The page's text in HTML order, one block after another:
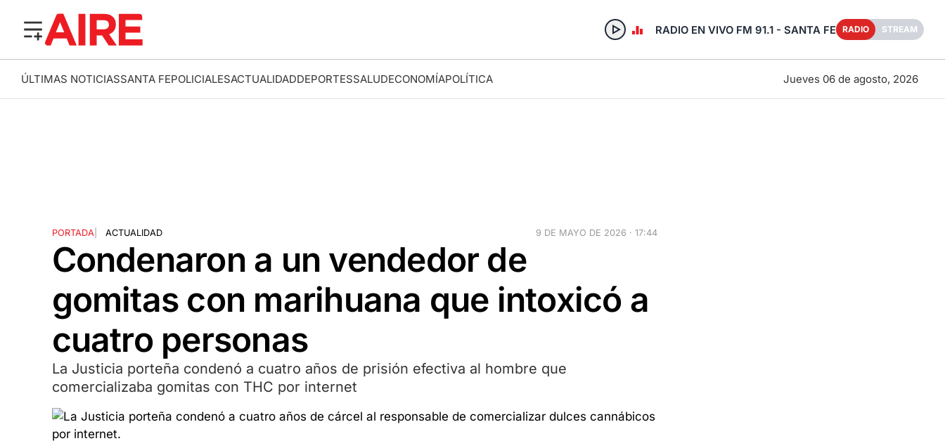
RADIO EN VIVO FM 91.1 - SANTA FE RADIO STREAM
ÚLTIMAS NOTICIASSANTA FEPOLICIALESACTUALIDADDEPORTESSALUDECONOMÍAPOLÍTICA Jueves 06 de agosto, 2026
PORTADA| ACTUALIDAD 9 DE MAYO DE 2026 · 17:44
Condenaron a un vendedor de
gomitas con marihuana que intoxicó a
cuatro personas
La Justicia porteña condenó a cuatro años de prisión efectiva al hombre que
comercializaba gomitas con THC por internet